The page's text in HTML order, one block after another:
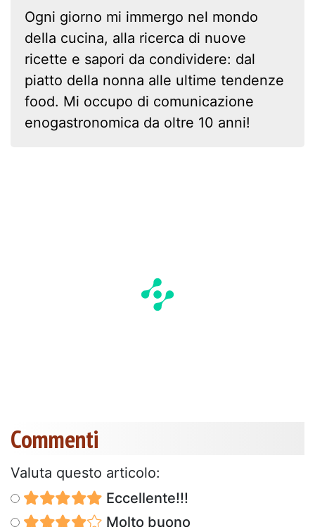
Ogni giorno mi immergo nel mondo
della cucina, alla ricerca di nuove
ricette e sapori da condividere: dal
piatto della nonna alle ultime tendenze
food. Mi occupo di comunicazione
enogastronomica da oltre 10 anni!
Commenti
Valuta questo articolo:
Eccellente!!!
Molto buono